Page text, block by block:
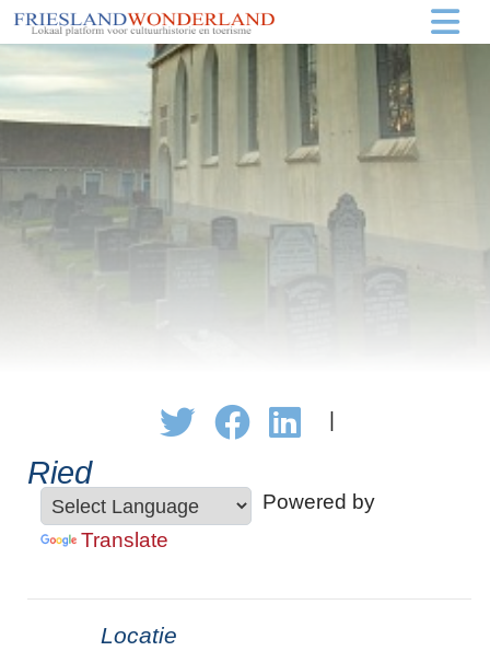
Ried
Powered by
Translate
Locatie